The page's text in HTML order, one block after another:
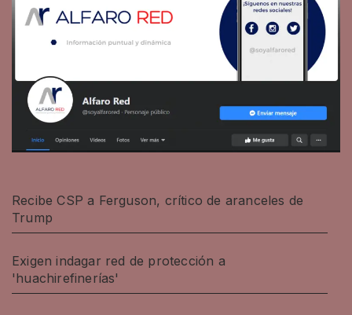
Recibe CSP a Ferguson, crítico de aranceles de
Trump
Exigen indagar red de protección a
'huachirefinerías'